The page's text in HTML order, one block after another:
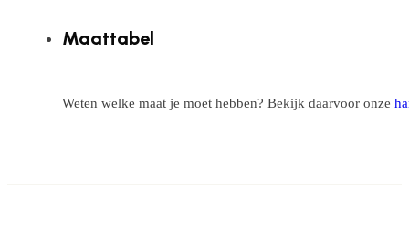
Maattabel
Weten welke maat je moet hebben? Bekijk daarvoor onze